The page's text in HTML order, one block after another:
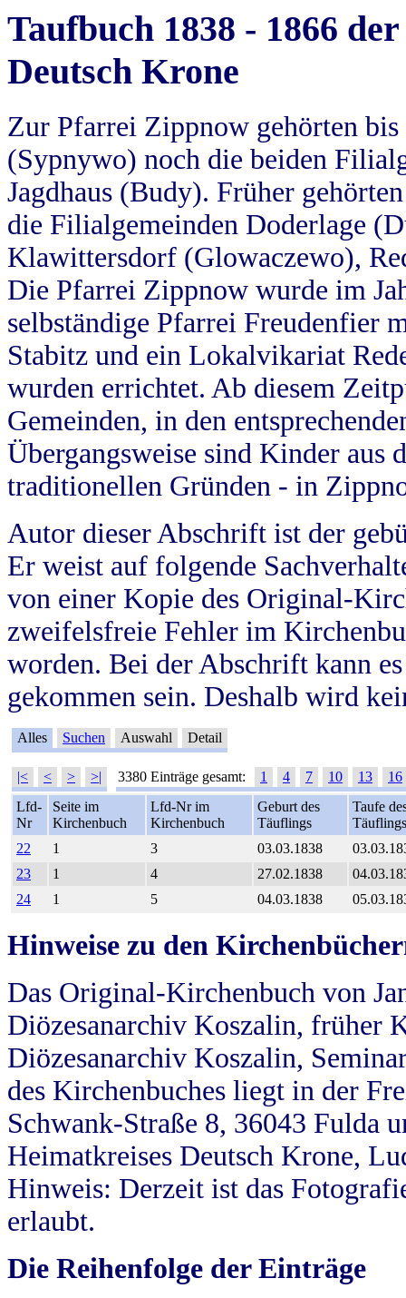
Taufbuch 1838 - 1866
Deutsch Krone
Zur Pfarrei Zippnow gehörten
(Sypnywo) noch die beiden
Jagdhaus (Budy). Früher
die Filialgemeinden Doderlage
Klawittersdorf (Glowaczewo),
Die Pfarrei Zippnow wurde im
selbständige Pfarrei Freudenfier
Stabitz und ein Lokalvikariat
wurden errichtet. Ab diesem
Gemeinden, in den
Übergangsweise sind Kinder aus
traditionellen Gründen - in
Autor dieser Abschrift ist der
Er weist auf folgende
von einer Kopie des Original-
zweifelsfreie Fehler im
worden. Bei der Abschrift kann
gekommen sein. Deshalb wird
Alles Suchen Auswahl Detail
|< < > >| 3380 Einträge gesamt: 1 4 7 10 13
16
Lfd-
Nr
Seite im
Kirchenbuch
Lfd-Nr im
Kirchenbuch
Geburt des
Täuflings
Taufe
Täuflings
22
1 3 03.03.1838
23
1 4 27.02.1838
24
1 5 04.03.1838
Hinweise zu den
Das Original-Kirchenbuch von
Diözesanarchiv Koszalin, früher
Diözesanarchiv Koszalin,
des Kirchenbuches liegt in der
Schwank-Straße 8, 36043 Fulda
Heimatkreises Deutsch Krone,
Hinweis: Derzeit ist das
erlaubt.
Die Reihenfolge der Einträge